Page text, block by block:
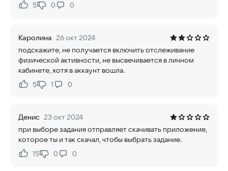
Нравится:
5Не нравится:
0 0
Каролина 26 окт 2024
подскажите, не получается включить отслеживание
физической активности, не высвечивается в личном
кабинете, хотя в аккаунт вошла.
Нравится:
5Не нравится:
1 0
Денис 23 окт 2024
при выборе задания отправляет скачивать приложение,
которое ты и так скачал, чтобы выбрать задание.
Нравится:
15Не нравится:
0 0